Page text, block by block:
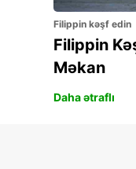
Filippin kəşf edin
Filippin
Məkan
Daha ətraflı